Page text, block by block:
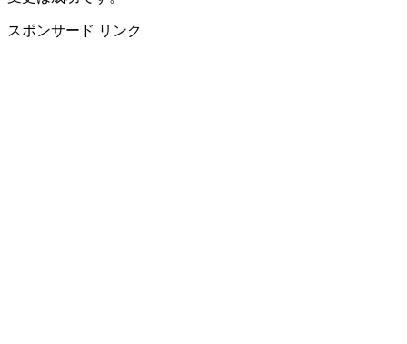
スポンサード リンク